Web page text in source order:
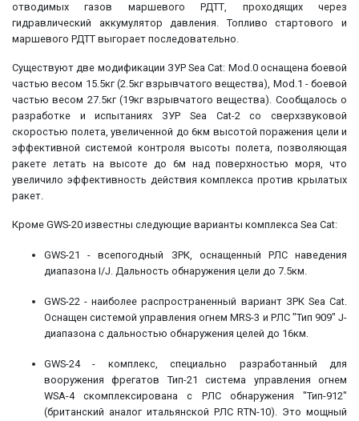
отводимых газов маршевого РДТТ, проходящих через
гидравлический аккумулятор давления. Топливо стартового и
маршевого РДТТ выгорает последовательно.
Существуют две модификации ЗУР Sea Cat: Mod.0 оснащена боевой
частью весом 15.5кг (2.5кг взрывчатого вещества), Mod.1 - боевой
частью весом 27.5кг (19кг взрывчатого вещества). Сообщалось о
разработке и испытаниях ЗУР Sea Cat-2 со сверхзвуковой
скоростью полета, увеличенной до 6км высотой поражения цели и
эффективной системой контроля высоты полета, позволяющая
ракете летать на высоте до 6м над поверхностью моря, что
увеличило эффективность действия комплекса против крылатых
ракет.
Кроме GWS-20 известны следующие варианты комплекса Sea Cat:
GWS-21 - всепогодный ЗРК, оснащенный РЛС наведения
диапазона I/J. Дальность обнаружения цели до 7.5км.
GWS-22 - наиболее распространенный вариант ЗРК Sea Cat.
Оснащен системой управления огнем MRS-3 и РЛС "Тип 909" J-
диапазона с дальностью обнаружения целей до 16км.
GWS-24 - комплекс, специально разработанный для
вооружения фрегатов Тип-21 система управления огнем
WSA-4 скомплексирована с РЛС обнаружения "Тип-912"
(британский аналог итальянской РЛС RTN-10). Это мощный